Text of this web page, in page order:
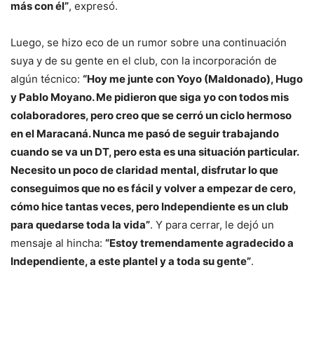
más con él”, expresó.
Luego, se hizo eco de un rumor sobre una continuación
suya y de su gente en el club, con la incorporación de
algún técnico: “Hoy me junte con Yoyo (Maldonado), Hugo
y Pablo Moyano. Me pidieron que siga yo con todos mis
colaboradores, pero creo que se cerró un ciclo hermoso
en el Maracaná. Nunca me pasó de seguir trabajando
cuando se va un DT, pero esta es una situación particular.
Necesito un poco de claridad mental, disfrutar lo que
conseguimos que no es fácil y volver a empezar de cero,
cómo hice tantas veces, pero Independiente es un club
para quedarse toda la vida”. Y para cerrar, le dejó un
mensaje al hincha: “Estoy tremendamente agradecido a
Independiente, a este plantel y a toda su gente”.